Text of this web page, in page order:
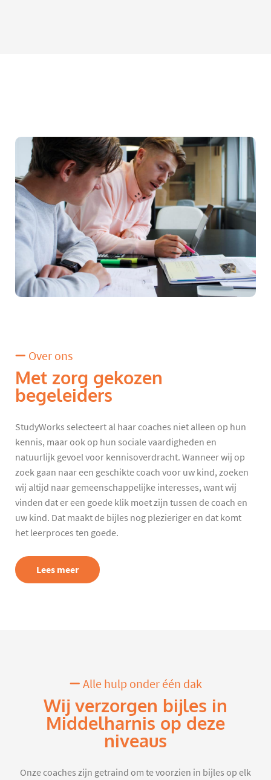
Over ons
Met zorg gekozen
begeleiders
StudyWorks selecteert al haar coaches niet alleen op hun
kennis, maar ook op hun sociale vaardigheden en
natuurlijk gevoel voor kennisoverdracht. Wanneer wij op
zoek gaan naar een geschikte coach voor uw kind, zoeken
wij altijd naar gemeenschappelijke interesses, want wij
vinden dat er een goede klik moet zijn tussen de coach en
uw kind. Dat maakt de bijles nog plezieriger en dat komt
het leerproces ten goede.
Lees meer
Alle hulp onder één dak
Wij verzorgen bijles in
Middelharnis op deze
niveaus
Onze coaches zijn getraind om te voorzien in bijles op elk